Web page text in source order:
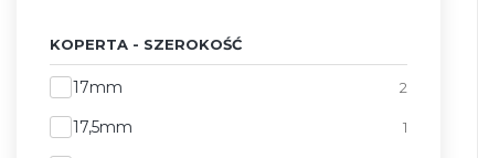
KOPERTA - SZEROKOŚĆ
Koperta - Szerokość
17mm 2
17,5mm 1